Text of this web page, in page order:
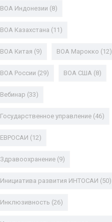
ВОА Индонезии (8)
ВОА Казахстана (11)
ВОА Китая (9) ВОА Марокко (12)
ВОА России (29) ВОА США (8)
Вебинар (33)
Государственное управление(46)
ЕВРОСАИ (12)
Здравоохранение(9)
Инициатива развития ИНТОСАИ (50)
Инклюзивность (26)